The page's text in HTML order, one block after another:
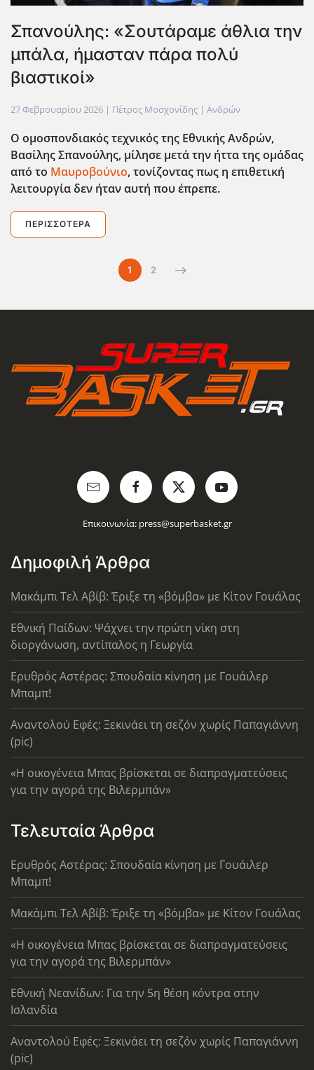
Σπανούλης: «Σουτάραμε άθλια την
μπάλα, ήμασταν πάρα πολύ
βιαστικοί»
27 Φεβρουαρίου 2026 | Πέτρος Μοσχονίδης | Ανδρών
Ο ομοσπονδιακός τεχνικός της Εθνικής Ανδρών,
Βασίλης Σπανούλης, μίλησε μετά την ήττα της ομάδας
από το Μαυροβούνιο, τονίζοντας πως η επιθετική
λειτουργία δεν ήταν αυτή που έπρεπε.
ΠΕΡΙΣΣΌΤΕΡΑ
1 2
Επικοινωνία: press@superbasket.gr
Δημοφιλή Άρθρα
Μακάμπι Τελ Αβίβ: Έριξε τη «βόμβα» με Κίτον Γουάλας
Εθνική Παίδων: Ψάχνει την πρώτη νίκη στη
διοργάνωση, αντίπαλος η Γεωργία
Ερυθρός Αστέρας: Σπουδαία κίνηση με Γουάιλερ
Μπαμπ!
Αναντολού Εφές: Ξεκινάει τη σεζόν χωρίς Παπαγιάννη
(pic)
«Η οικογένεια Μπας βρίσκεται σε διαπραγματεύσεις
για την αγορά της Βιλερμπάν»
Τελευταία Άρθρα
Ερυθρός Αστέρας: Σπουδαία κίνηση με Γουάιλερ
Μπαμπ!
Μακάμπι Τελ Αβίβ: Έριξε τη «βόμβα» με Κίτον Γουάλας
«Η οικογένεια Μπας βρίσκεται σε διαπραγματεύσεις
για την αγορά της Βιλερμπάν»
Εθνική Νεανίδων: Για την 5η θέση κόντρα στην
Ισλανδία
Αναντολού Εφές: Ξεκινάει τη σεζόν χωρίς Παπαγιάννη
(pic)